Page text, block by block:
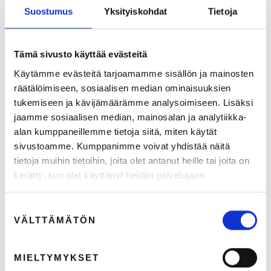
Suostumus Yksityiskohdat Tietoja
Tämä sivusto käyttää evästeitä
Käytämme evästeitä tarjoamamme sisällön ja mainosten
räätälöimiseen, sosiaalisen median ominaisuuksien
tukemiseen ja kävijämäärämme analysoimiseen. Lisäksi
jaamme sosiaalisen median, mainosalan ja analytiikka-
alan kumppaneillemme tietoja siitä, miten käytät
sivustoamme. Kumppanimme voivat yhdistää näitä
tietoja muihin tietoihin, joita olet antanut heille tai joita on
kerätty, kun olet käyttänyt heidän palvelujaan.
valinta
VÄLTTÄMÄTÖN
MIELTYMYKSET
*Tilaisuus on päättynyt*: FMCG-markkinoijan iltapäivä – 4
ratkaisua arjen haasteisiin / 22.4.2026 Helsinki
antaa tukemme sinulle, FMCG-markkinoinnin ammattilainen: saat yhdessä iltapäivässä
näkymää oman alasi markkinoinnin kenttään sekä verkostoitumista vertaiskollegoiden
kanssa.